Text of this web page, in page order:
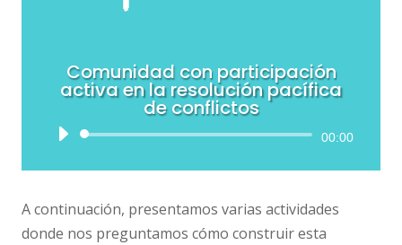
Comunidad con participación
activa en la resolución pacífica
de conflictos
Reproductor
00:00
A continuación, presentamos varias actividades
donde nos preguntamos cómo construir esta